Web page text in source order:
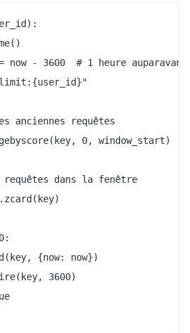
now - 3600  # 1 heure auparavant
anciennes requêtes
0, window_start)
requêtes dans la fenêtre
{now: now})
3600)